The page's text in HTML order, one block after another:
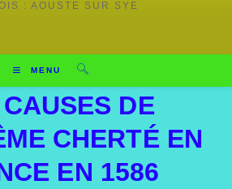
: AOUSTE SUR SYE
MENU
DE
CHERTÉ EN
EN 1586